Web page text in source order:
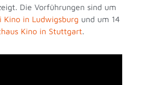
Die Vorführungen sind um
Kino in Ludwigsburg und um 14
Kino in Stuttgart.